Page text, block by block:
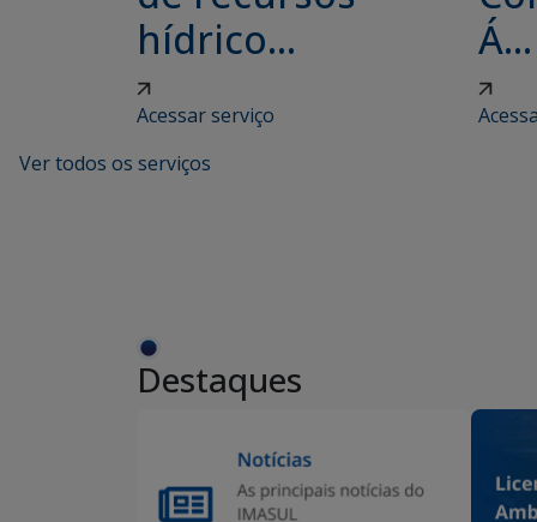
hídrico...
Acessar serviço
Á...
Ver todos os serviços
Destaques